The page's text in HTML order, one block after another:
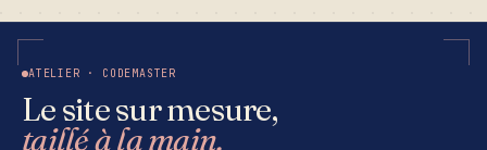
ATELIER · CODEMASTER
Le site sur mesure,
taillé à la main.